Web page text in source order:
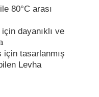
80°C arası
dayanıklı ve
tasarlanmış
Levha